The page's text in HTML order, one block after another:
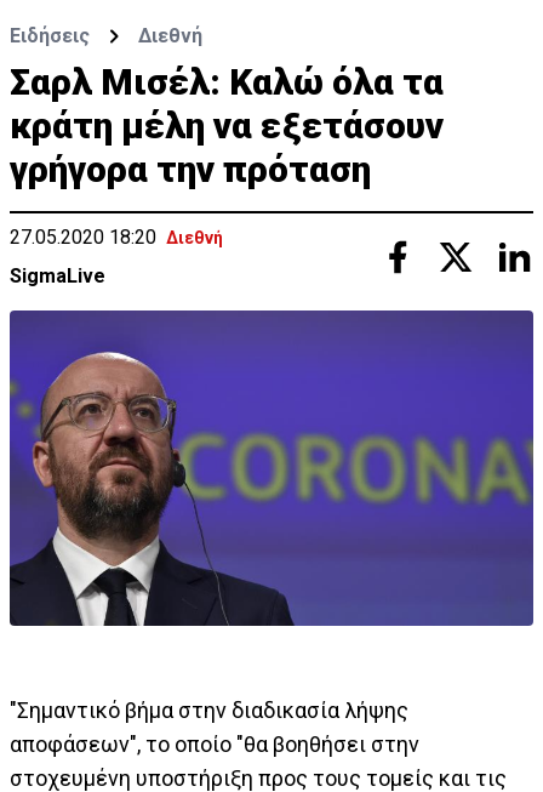
Ειδήσεις Διεθνή
Σαρλ Μισέλ: Καλώ όλα τα
κράτη μέλη να εξετάσουν
γρήγορα την πρόταση
27.05.2020 18:20 Διεθνή
SigmaLive
"Σημαντικό βήμα στην διαδικασία λήψης
αποφάσεων", το οποίο "θα βοηθήσει στην
στοχευμένη υποστήριξη προς τους τομείς και τις